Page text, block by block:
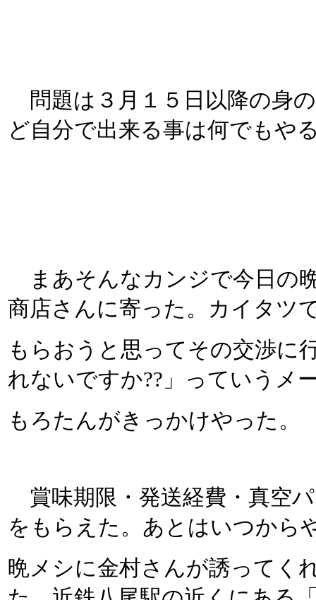
問題は３月１５日以降の身
ど自分で出来る事は何でもや
まあそんなカンジで今日の
商店さんに寄った。カイタツ
もらおうと思ってその交渉に
れないですか??」っていうメ
もろたんがきっかけやった。
賞味期限・発送経費・真空
をもらえた。あとはいつから
晩メシに金村さんが誘ってく